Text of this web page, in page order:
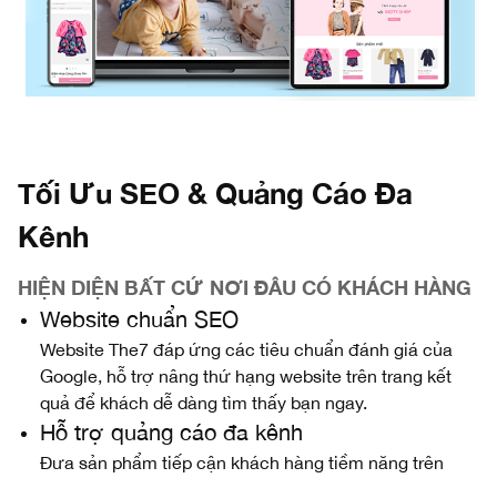
Tối Ưu SEO & Quảng Cáo Đa
Kênh
HIỆN DIỆN BẤT CỨ NƠI ĐÂU CÓ KHÁCH HÀNG
Website chuẩn SEO
Website The7 đáp ứng các tiêu chuẩn đánh giá của
Google, hỗ trợ nâng thứ hạng website trên trang kết
quả để khách dễ dàng tìm thấy bạn ngay.
Hỗ trợ quảng cáo đa kênh
Đưa sản phẩm tiếp cận khách hàng tiềm năng trên